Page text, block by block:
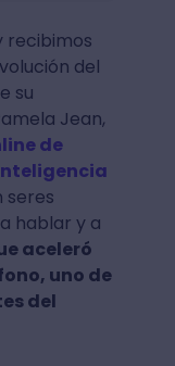
recibimos
del
su
Jean,
de
seres
hablar y a
aceleró
uno de
del